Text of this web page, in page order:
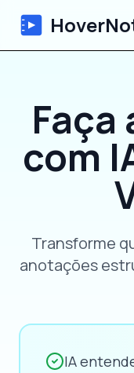
com
Transforme
anotações
IA